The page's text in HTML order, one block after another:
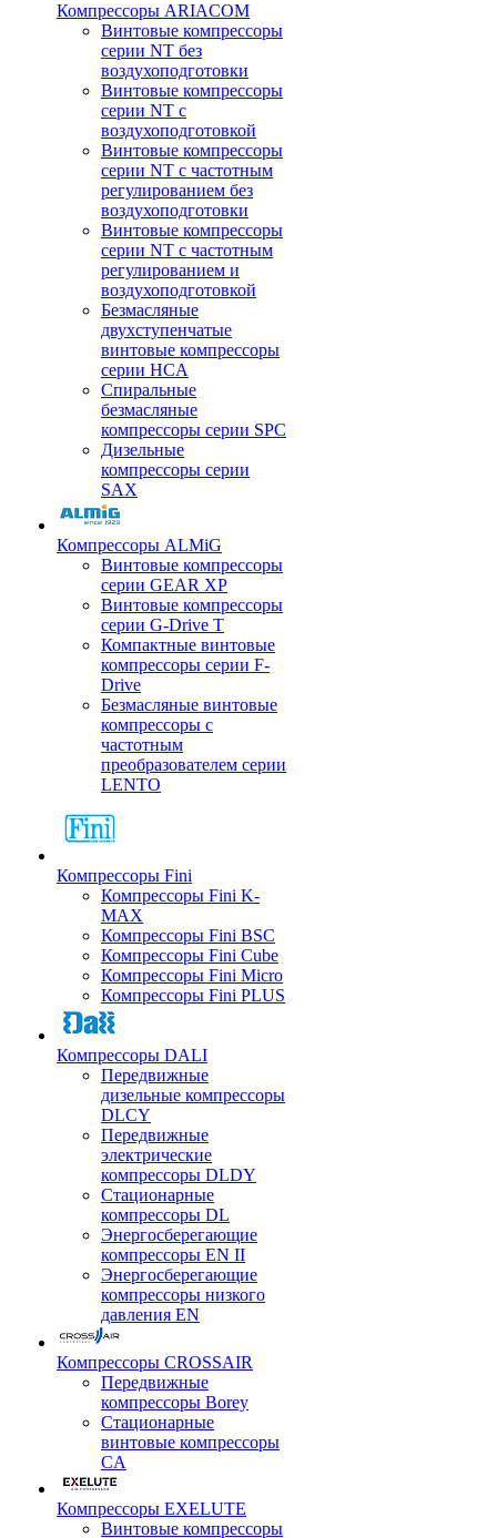
Компрессоры ARIACOM
Винтовые компрессоры
серии NT без
воздухоподготовки
Винтовые компрессоры
серии NT c
воздухоподготовкой
Винтовые компрессоры
серии NT с частотным
регулированием без
воздухоподготовки
Винтовые компрессоры
серии NT с частотным
регулированием и
воздухоподготовкой
Безмасляные
двухступенчатые
винтовые компрессоры
серии HCA
Спиральные
безмасляные
компрессоры серии SPC
Дизельные
компрессоры серии
SAX
Компрессоры ALMiG
Винтовые компрессоры
серии GEAR XP
Винтовые компрессоры
серии G-Drive T
Компактные винтовые
компрессоры серии F-
Drive
Безмасляные винтовые
компрессоры с
частотным
преобразователем серии
LENTO
Компрессоры Fini
Компрессоры Fini K-
MAX
Компрессоры Fini BSC
Компрессоры Fini Cube
Компрессоры Fini Micro
Компрессоры Fini PLUS
Компрессоры DALI
Передвижные
дизельные компрессоры
DLCY
Передвижные
электрические
компрессоры DLDY
Стационарные
компрессоры DL
Энергосберегающие
компрессоры EN II
Энергосберегающие
компрессоры низкого
давления EN
Компрессоры CROSSAIR
Передвижные
компрессоры Borey
Стационарные
винтовые компрессоры
CA
Компрессоры EXELUTE
Винтовые компрессоры